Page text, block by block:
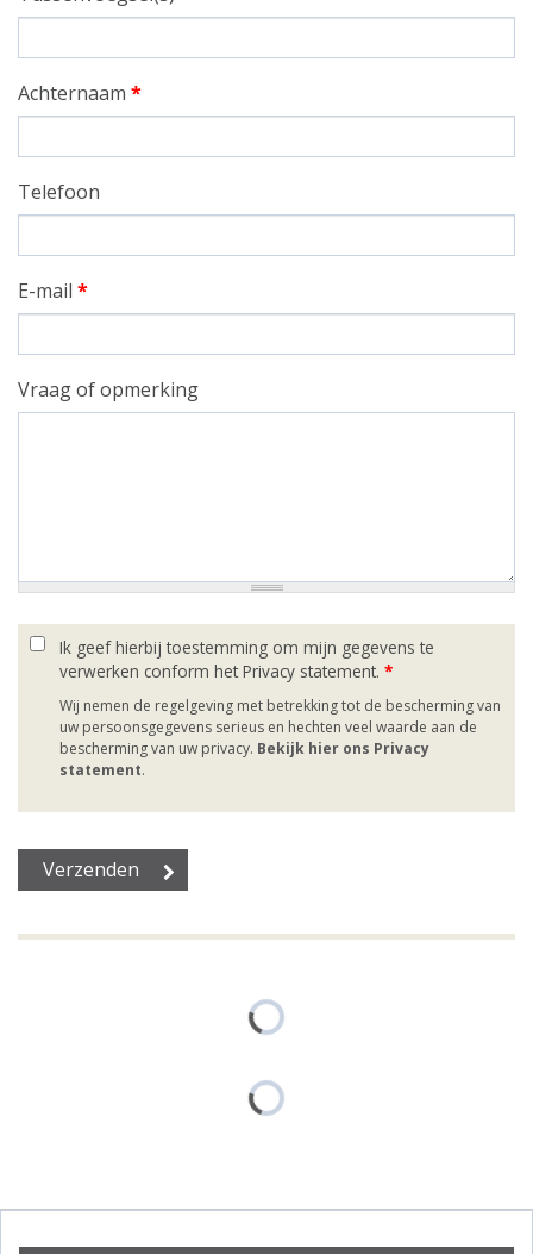
Achternaam *
Telefoon
E-mail *
Vraag of opmerking
Ik geef hierbij toestemming om mijn gegevens te
verwerken conform het Privacy statement. *
Wij nemen de regelgeving met betrekking tot de bescherming van
uw persoonsgegevens serieus en hechten veel waarde aan de
bescherming van uw privacy. Bekijk hier ons Privacy
statement.